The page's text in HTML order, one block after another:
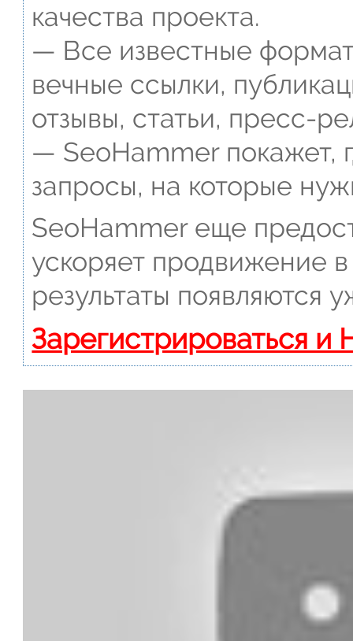
качества проекта.
— Все известные
вечные ссылки,
отзывы, статьи, пресс-
— SeoHammer покажет,
запросы, на которые
SeoHammer еще
ускоряет продвижение
результаты появляются
Зарегистрироваться и